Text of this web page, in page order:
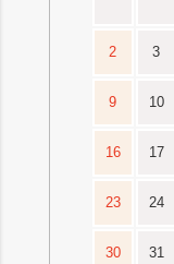
2 3
9 10
16 17
23 24
30 31